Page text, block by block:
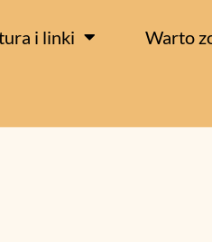
i linki Warto